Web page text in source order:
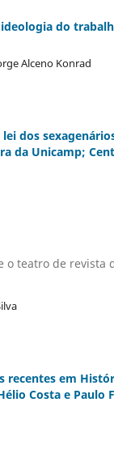
do
Alceno Konrad
lei dos
da Unicamp;
o teatro de revista
recentes em
Costa e